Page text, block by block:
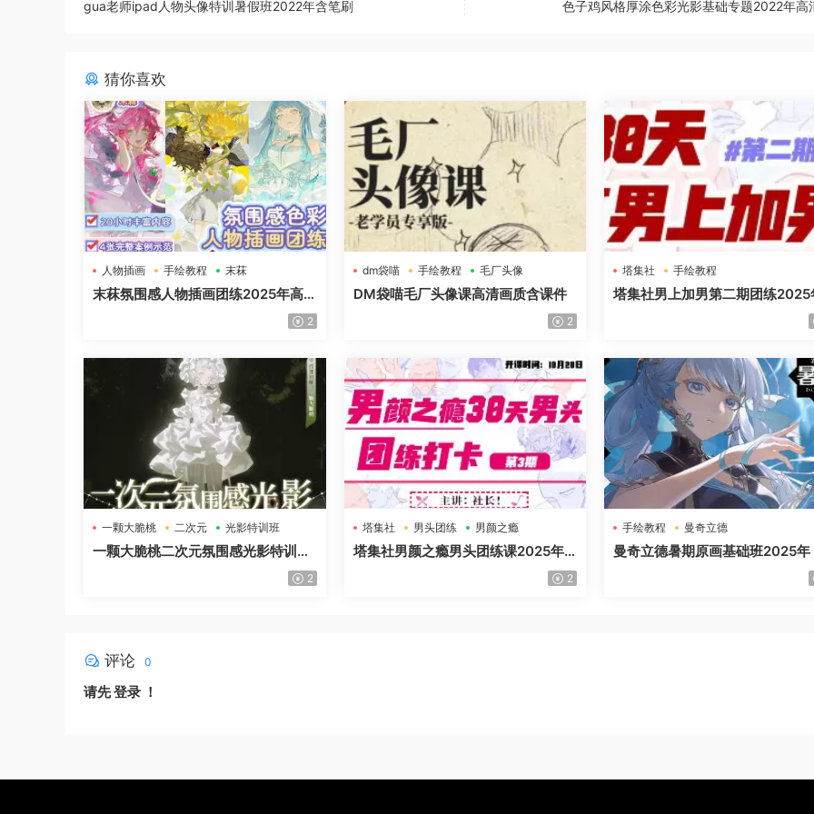
gua老师ipad人物头像特训暑假班2022年含笔刷 色子鸡风格厚涂色彩光影基础专题2022年高
猜你喜欢
人物插画 手绘教程 末菻
末菻氛围感人物插画团练2025年高
2
dm袋喵 手绘教程 毛厂头像
DM袋喵毛厂头像课高清画质含课件
2
塔集社 手绘教程
塔集社男上加男第二期团练2025
一颗大脆桃 二次元 光影特训班
一颗大脆桃二次元氛围感光影特训班
2
塔集社 男头团练 男颜之瘾
塔集社男颜之瘾男头团练课2025年
2
手绘教程 曼奇立德
曼奇立德暑期原画基础班2025年
评论 0
请先登录 ！